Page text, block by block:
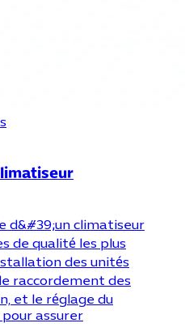
d&#39;un climatiseur
de qualité les plus
des unités
raccordement des
et le réglage du
assurer